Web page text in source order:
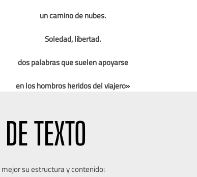
un camino de nubes.
Soledad, libertad.
dos palabras que suelen apoyarse
en los hombros heridos del viajero»
TEXTO
su estructura y contenido: